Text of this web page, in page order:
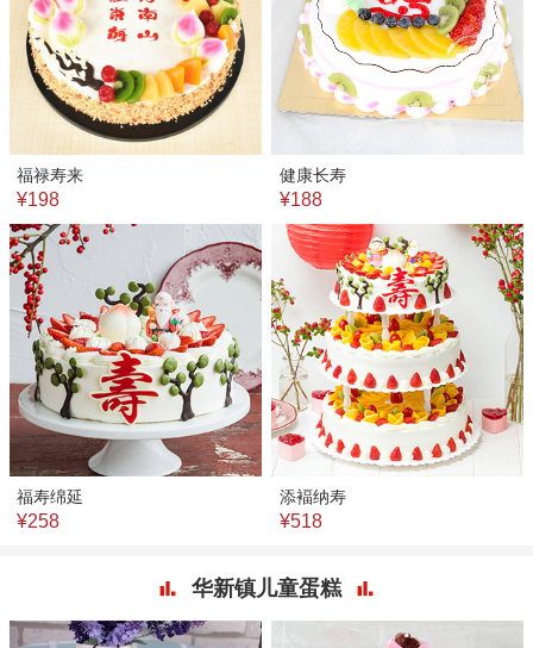
福禄寿来
¥198
健康长寿
¥188
福寿绵延
¥258
添褔纳寿
¥518
华新镇儿童蛋糕